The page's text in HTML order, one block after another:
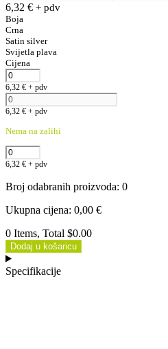
6,32 € + pdv
Boja
Crna
Satin silver
Svijetla plava
Cijena
6,32 € + pdv
6,32 € + pdv
Nema na zalihi
6,32 € + pdv
Broj odabranih proizvoda: 0
Ukupna cijena: 0,00 €
0 Items, Total $0.00
Dodaj u košaricu
Specifikacije